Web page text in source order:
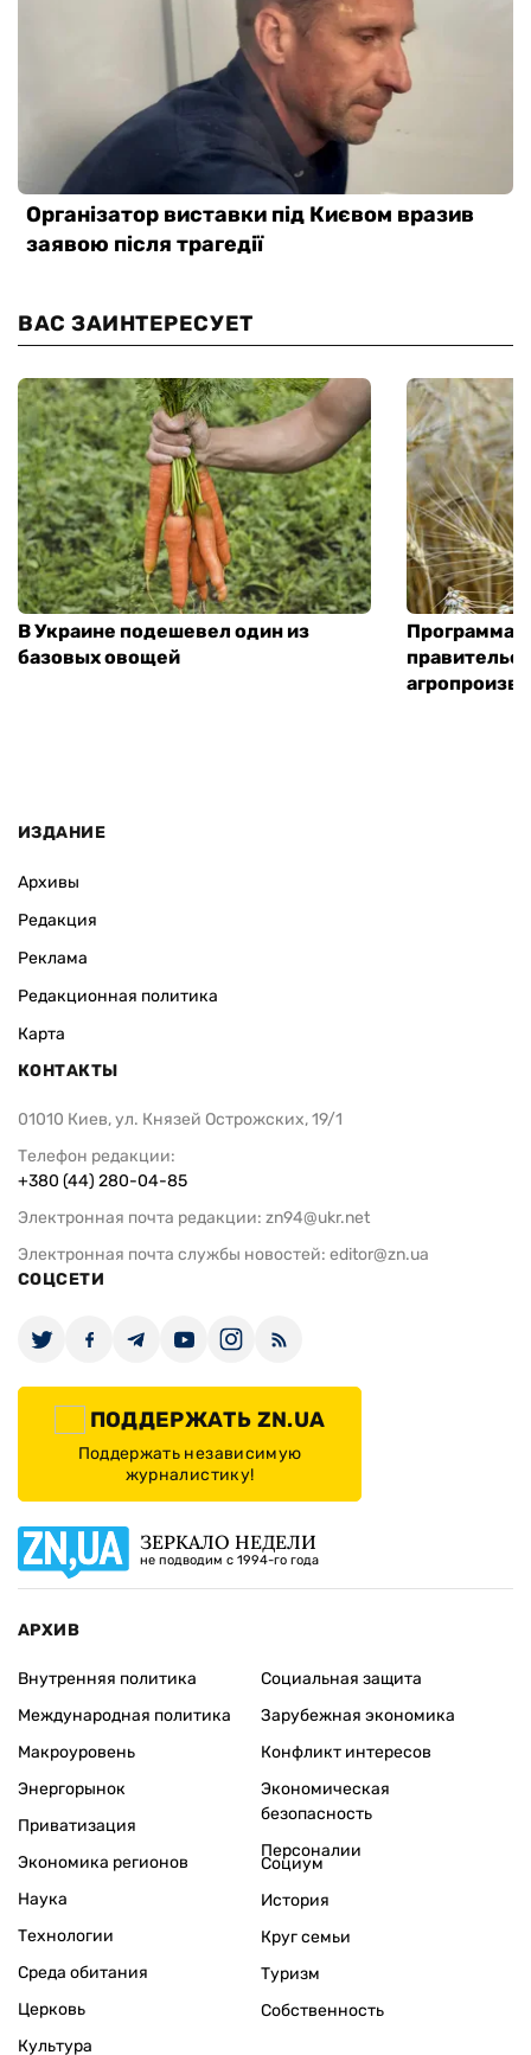
ВАС ЗАИНТЕРЕСУЕТ
В Украине подешевел один из
базовых овощей
Программа
ИЗДАНИЕ
Архивы
Редакция
Реклама
Редакционная политика
Карта
КОНТАКТЫ
01010 Киев, ул. Князей Острожских, 19/1
Телефон редакции:
+380 (44) 280-04-85
Электронная почта редакции: zn94@ukr.net
Электронная почта службы новостей: editor@zn.ua
СОЦСЕТИ
ПОДДЕРЖАТЬ ZN.UA
Поддержать независимую
журналистику!
ЗЕРКАЛО НЕДЕЛИ
не подводим с 1994-го года
АРХИВ
Внутренняя политика
Международная политика
Макроуровень
Энергорынок
Приватизация
Экономика регионов
Социальная защита
Зарубежная экономика
Конфликт интересов
Экономическая
безопасность
Персоналии
Наука
Технологии
Среда обитания
Церковь
Культура
Социум
История
Круг семьи
Туризм
Собственность